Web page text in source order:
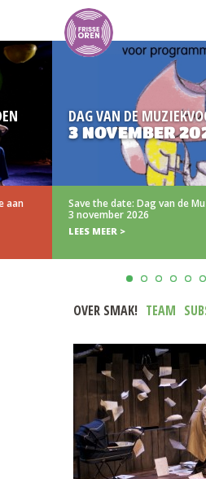
DAG VAN DE
3 NOVEMBER
Save the date: Dag van de
3 november 2026
LEES MEER >
OVER SMAK! TEAM